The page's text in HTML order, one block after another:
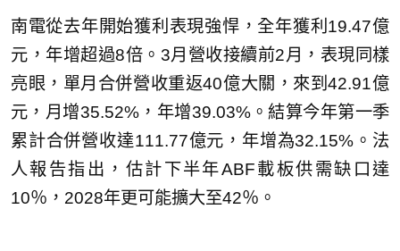
南電從去年開始獲利表現強悍，全年獲利19.47億
元，年增超過8倍。3月營收接續前2月，表現同樣
亮眼，單月合併營收重返40億大關，來到42.91億
元，月增35.52%，年增39.03%。結算今年第一季
累計合併營收達111.77億元，年增為32.15%。法
人報告指出，估計下半年ABF載板供需缺口達
10％，2028年更可能擴大至42％。